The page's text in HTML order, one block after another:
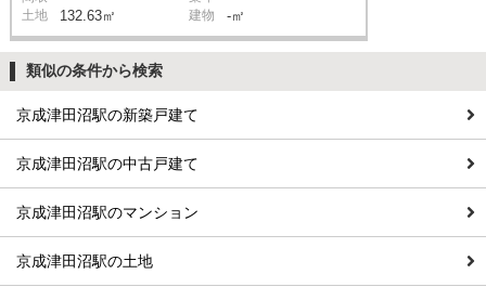
土地 132.63㎡ 建物 -㎡
類似の条件から検索
京成津田沼駅の新築戸建て
京成津田沼駅の中古戸建て
京成津田沼駅のマンション
京成津田沼駅の土地